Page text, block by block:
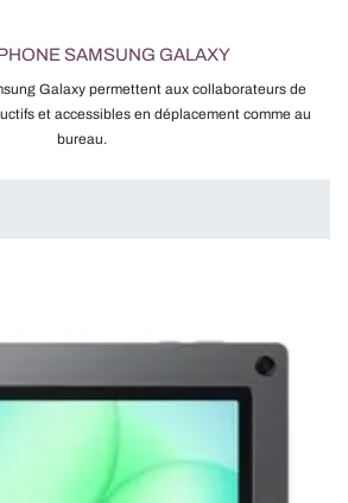
SAMSUNG GALAXY
Galaxy permettent aux collaborateurs de
et accessibles en déplacement comme au
bureau.